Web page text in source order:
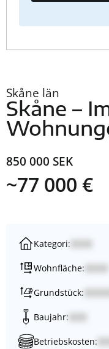
Skåne län
Skåne –
850 000 SEK
~77 000 €
Kategori:
Wohnfläche:
Grundstück:
Baujahr:
Betriebskosten: